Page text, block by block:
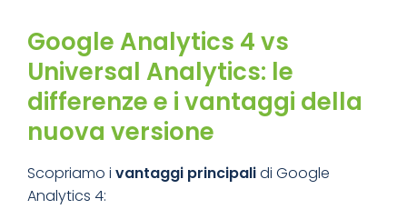
Google Analytics 4 vs
Universal Analytics: le
differenze e i vantaggi della
nuova versione
Scopriamo i vantaggi principalidi Google
Analytics 4: